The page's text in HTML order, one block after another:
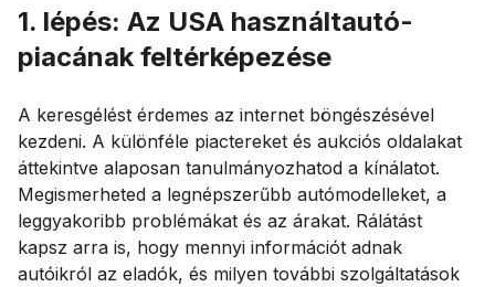
1. lépés: Az USA használtautó-
piacának feltérképezése
A keresgélést érdemes az internet böngészésével
kezdeni. A különféle piactereket és aukciós oldalakat
áttekintve alaposan tanulmányozhatod a kínálatot.
Megismerheted a legnépszerűbb autómodelleket, a
leggyakoribb problémákat és az árakat. Rálátást
kapsz arra is, hogy mennyi információt adnak
autóikról az eladók, és milyen további szolgáltatások